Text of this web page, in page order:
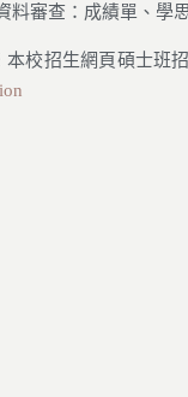
料審查：成績單、學
校招生網頁碩士班